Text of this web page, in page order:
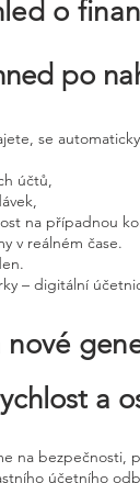
o
po
se
účtů,
na případnou
v reálném čase.
– digitální
nové
a
na bezpečnosti,
účetního